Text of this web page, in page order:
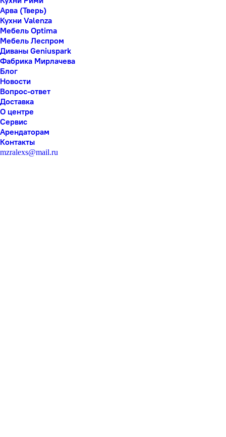
Арва (Тверь)
Кухни Valenza
Мебель Optima
Мебель Леспром
Диваны Geniuspark
Фабрика Мирлачева
Блог
Новости
Вопрос-ответ
Доставка
О центре
Сервис
Арендаторам
Контакты
mzralexs@mail.ru